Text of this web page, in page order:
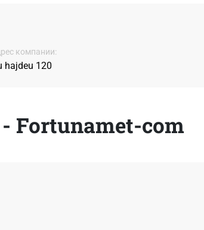
компании:
hajdeu 120
Fortunamet-com